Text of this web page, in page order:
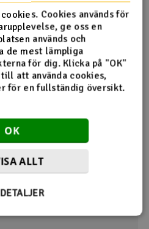
og hurtig levering
1kommentarer
feedback
Cookies används för
ge oss en
används och
de mest lämpliga
för dig. Klicka på "OK"
att använda cookies,
för en fullständig översikt.
OK
ALLT